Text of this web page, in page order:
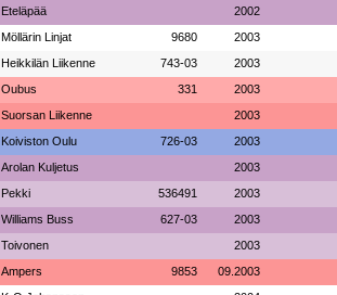
Eteläpää 2002
Möllärin Linjat 9680 2003
Heikkilän Liikenne 743-03 2003
Oubus 331 2003
Suorsan Liikenne 2003
Koiviston Oulu 726-03 2003
Arolan Kuljetus 2003
Pekki 536491 2003
Williams Buss 627-03 2003
Toivonen 2003
Ampers 9853 09.2003